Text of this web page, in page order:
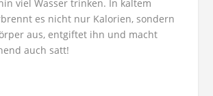
viel Wasser trinken. In kaltem
es nicht nur Kalorien, sondern
aus, entgiftet ihn und macht
auch satt!